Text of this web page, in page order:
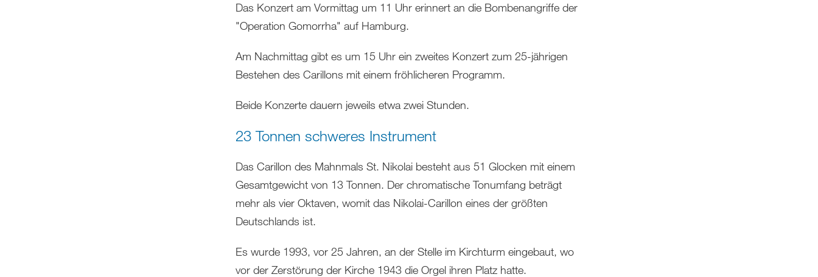
Das Konzert am Vormittag um 11 Uhr erinnert an die Bombenangriffe der
"Operation Gomorrha" auf Hamburg.
Am Nachmittag gibt es um 15 Uhr ein zweites Konzert zum 25-jährigen
Bestehen des Carillons mit einem fröhlicheren Programm.
Beide Konzerte dauern jeweils etwa zwei Stunden.
23 Tonnen schweres Instrument
Das Carillon des Mahnmals St. Nikolai besteht aus 51 Glocken mit einem
Gesamtgewicht von 13 Tonnen. Der chromatische Tonumfang beträgt
mehr als vier Oktaven, womit das Nikolai-Carillon eines der größten
Deutschlands ist.
Es wurde 1993, vor 25 Jahren, an der Stelle im Kirchturm eingebaut, wo
vor der Zerstörung der Kirche 1943 die Orgel ihren Platz hatte.